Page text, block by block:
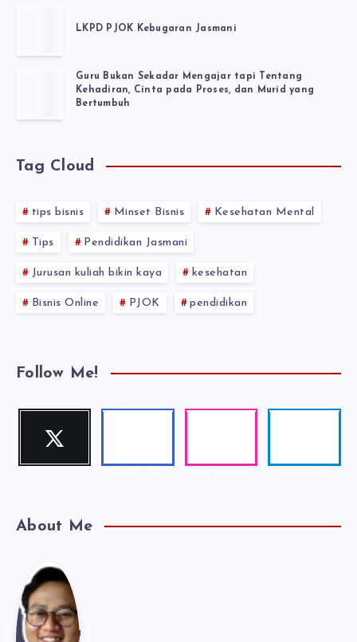
LKPD PJOK Kebugaran Jasmani
Guru Bukan Sekadar Mengajar tapi Tentang
Kehadiran, Cinta pada Proses, dan Murid yang
Bertumbuh
Tag Cloud
tips bisnis Minset Bisnis Kesehatan Mental
Tips Pendidikan Jasmani
Jurusan kuliah bikin kaya kesehatan
Bisnis Online PJOK pendidikan
Follow Me!
Twitter
Follow me!
Follow me! Our photos! Follow me!
About Me
Kak
Kak Candra